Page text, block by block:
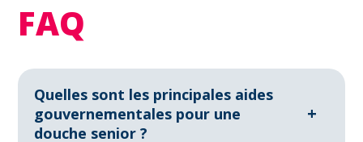
FAQ
Quelles sont les principales aides
gouvernementales pour une
douche senior ?
+